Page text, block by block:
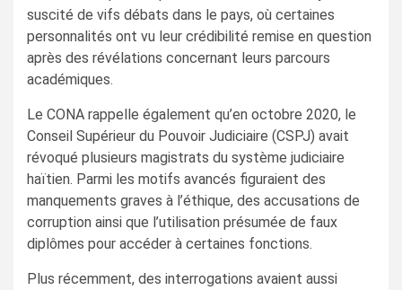
suscité de vifs débats dans le pays, où certaines
personnalités ont vu leur crédibilité remise en question
après des révélations concernant leurs parcours
académiques.
Le CONA rappelle également qu’en octobre 2020, le
Conseil Supérieur du Pouvoir Judiciaire (CSPJ) avait
révoqué plusieurs magistrats du système judiciaire
haïtien. Parmi les motifs avancés figuraient des
manquements graves à l’éthique, des accusations de
corruption ainsi que l’utilisation présumée de faux
diplômes pour accéder à certaines fonctions.
Plus récemment, des interrogations avaient aussi